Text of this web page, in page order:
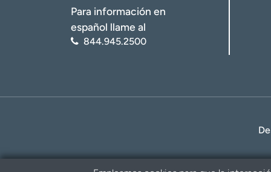
Para información en
español llame al
844.945.2500